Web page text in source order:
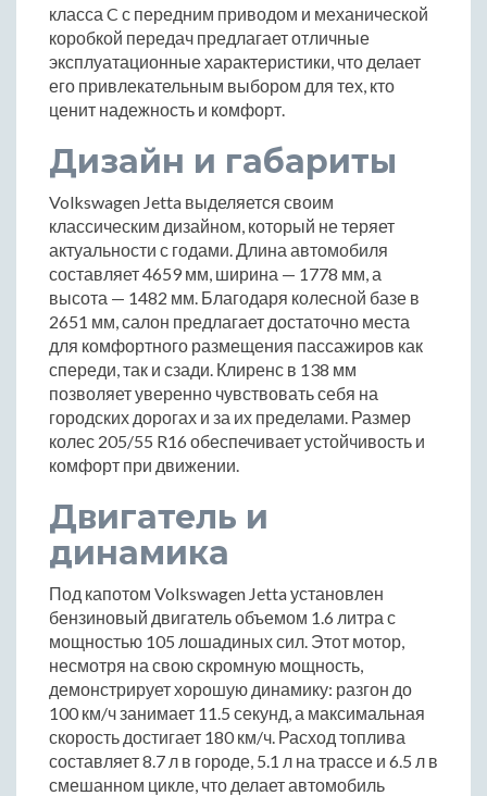
класса C с передним приводом и механической
коробкой передач предлагает отличные
эксплуатационные характеристики, что делает
его привлекательным выбором для тех, кто
ценит надежность и комфорт.
Дизайн и габариты
Volkswagen Jetta выделяется своим
классическим дизайном, который не теряет
актуальности с годами. Длина автомобиля
составляет 4659 мм, ширина — 1778 мм, а
высота — 1482 мм. Благодаря колесной базе в
2651 мм, салон предлагает достаточно места
для комфортного размещения пассажиров как
спереди, так и сзади. Клиренс в 138 мм
позволяет уверенно чувствовать себя на
городских дорогах и за их пределами. Размер
колес 205/55 R16 обеспечивает устойчивость и
комфорт при движении.
Двигатель и
динамика
Под капотом Volkswagen Jetta установлен
бензиновый двигатель объемом 1.6 литра с
мощностью 105 лошадиных сил. Этот мотор,
несмотря на свою скромную мощность,
демонстрирует хорошую динамику: разгон до
100 км/ч занимает 11.5 секунд, а максимальная
скорость достигает 180 км/ч. Расход топлива
составляет 8.7 л в городе, 5.1 л на трассе и 6.5 л в
смешанном цикле, что делает автомобиль